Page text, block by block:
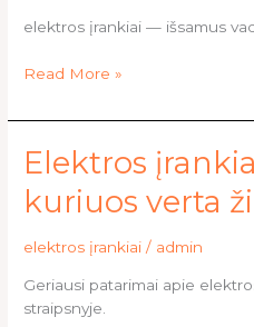
elektros įrankiai — išsamus
Read More »
Elektros
kuriuos verta
elektros įrankiai / admin
Geriausi patarimai apie
straipsnyje.
Elektros
įrankiai
privalumai,
verta